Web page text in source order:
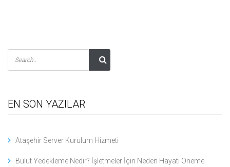
EN SON YAZILAR
Ataşehir Server Kurulum Hizmeti
Bulut Yedekleme Nedir? İşletmeler İçin Neden Hayati Öneme